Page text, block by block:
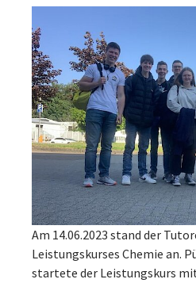
Am 14.06.2023 stand der
Leistungskurses Chemie an.
startete der Leistungskurs